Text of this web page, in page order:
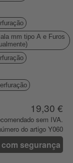
mm tipo A e Furos
19,30 €
sem IVA.
do artigo Y060
segurança